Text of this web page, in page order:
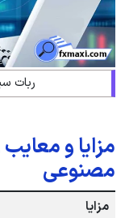
ربات
مزایا و
مصنوعی
مزایا